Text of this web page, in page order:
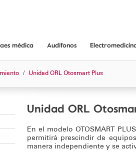
médica
Gaes médica
¿Dónde encontrarnos?
Audífonos
Audífonos GAESConoce
Equipos
Soporte
App
Unidad ORL Otosmart Plus
Unidad ORL
En el modelo OTOSMART
permitirá prescindir de
manera independiente y se